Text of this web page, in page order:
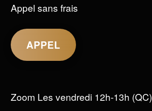
Appel sans frais
APPEL
Zoom Les vendredi 12h-13h (QC)